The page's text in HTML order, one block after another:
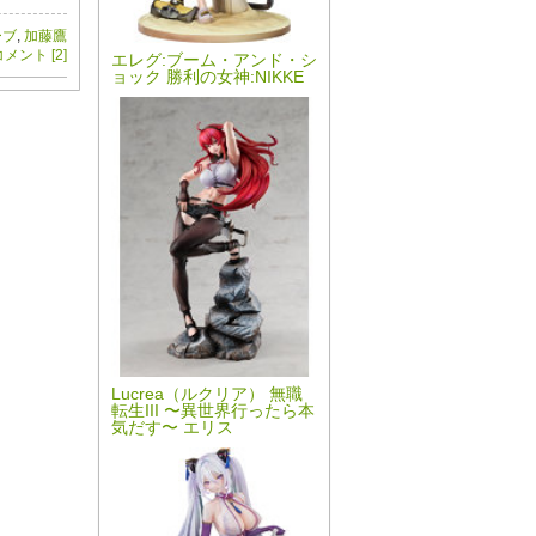
ブ 加藤鷹
メント [2]
エレグ:ブーム・アンド・シ
ョック 勝利の女神:NIKKE
Lucrea（ルクリア） 無職
転生III 〜異世界行ったら本
気だす〜 エリス